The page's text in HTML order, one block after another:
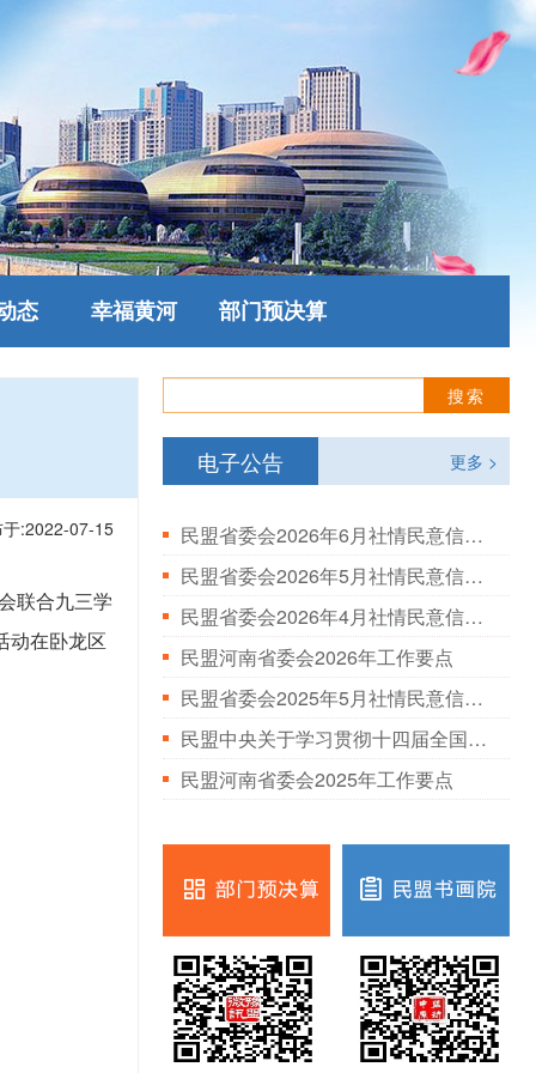
态 幸福黄河 部门预决算
:2022-07-15
联合九三学
动在卧龙区
电子公告 更多 >
民盟省委会2026年6月社情民意信息情况通报
民盟省委会2026年5月社情民意信息情况通报
民盟省委会2026年4月社情民意信息情况通报
民盟河南省委会2026年工作要点
民盟省委会2025年5月社情民意信息情况通报
民盟中央关于学习贯彻十四届全国人大三次会议和全国政协十四届三次会议精神的决定
民盟河南省委会2025年工作要点